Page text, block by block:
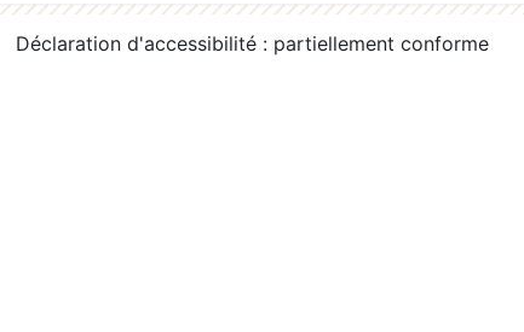
Déclaration d'accessibilité : partiellement conforme